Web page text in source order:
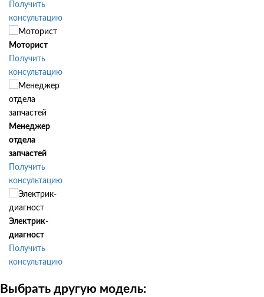
Получить
консультацию
Моторист
Получить
консультацию
Менеджер
отдела
запчастей
Получить
консультацию
Электрик-
диагност
Получить
консультацию
Выбрать другую модель: